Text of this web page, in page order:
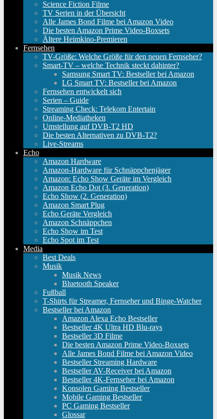
Science Fiction Filme
TV Serien in der Übersicht
Alle James Bond Filme bei Amazon Video
Die besten Amazon Prime Video-Boxsets
Ältere Heimkino-Premieren
Fernsehen
TV-Größe: Welche Größe für den neuen Fernseher?
Smart-TV – welche Technik steckt dahinter?
Samsung Smart TV: Bestseller bei Amazon
LG Smart TV: Bestseller bei Amazon
Fernsehen entwickelt sich
Serien – Guide
Streaming Check: Telekom Entertain
Online-Mediatheken
Umstellung auf DVB-T2 HD
Die besten Alternativen zu DVB-T2?
Live-Streams
Echo
Amazon Hardware
Amazon-Hardware für Schnäppchenjäger
Amazon: Echo Show Geräte im Vergleich
Amazon Echo Dot (3. Generation)
Echo Show (2. Generation)
Amazon Smart Plug
Echo Geräte Vergleich
Amazon Schnäppchen
Echo Show im Test
Echo Spot im Test
Media
Best Deals
Musik
Musik News
Bluetooth Speaker
Fußball
T-Shirts für Streamer, Fernseher und Binge-Watcher
Bestseller bei Amazon
Amazon Alexa Echo Bestseller
Bestseller 4K Ultra HD Blu-rays
Bestseller 3D Filme
Die besten Amazon Prime Video-Boxsets
Alle James Bond Filme bei Amazon Video
Bestseller Streaming Hardware
Bestseller AV-Receiver bei Amazon
Bestseller 4K-Fernseher bei Amazon
Konsolen Gaming Bestseller
Mobile Gaming Bestseller
PC Gaming Bestseller
Glossar